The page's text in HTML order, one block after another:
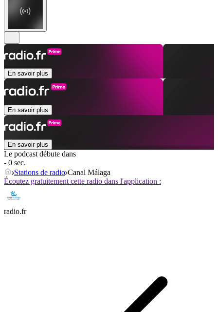
En savoir plus
En savoir plus
En savoir plus
Le podcast débute dans
- 0 sec.
Stations de radio Canal Málaga
Écoutez gratuitement cette radio dans l'application :
radio.fr